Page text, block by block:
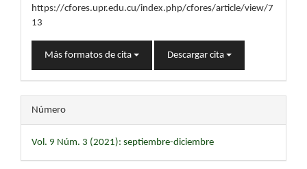
https://cfores.upr.edu.cu/index.php/cfores/article/view/7
13
Más formatos de cita Descargar cita
Número
Vol. 9 Núm. 3 (2021): septiembre-diciembre